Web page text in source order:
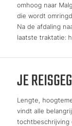
omhoog naar
die wordt
Na de afdaling
laatste traktatie:
JE
Lengte,
vindt alle
tochtbeschrijving